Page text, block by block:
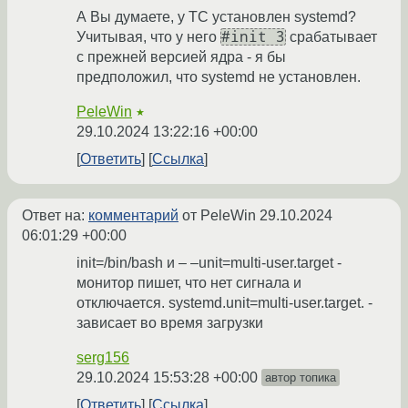
А Вы думаете, у ТС установлен systemd?
Учитывая, что у него #init 3 срабатывает
с прежней версией ядра - я бы
предположил, что systemd не установлен.
PeleWin ★
29.10.2024 13:22:16 +00:00
Ответить
Ссылка
Ответ на: комментарий от PeleWin 29.10.2024
06:01:29 +00:00
init=/bin/bash и – –unit=multi-user.target -
монитор пишет, что нет сигнала и
отключается. systemd.unit=multi-user.target. -
зависает во время загрузки
serg156
29.10.2024 15:53:28 +00:00 автор топика